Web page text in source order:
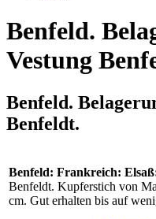
Benfeld.
Vestung
Benfeld.
Benfeldt.
Benfeld: Frankreich:
Benfeldt. Kupferstich von
cm. Gut erhalten bis auf